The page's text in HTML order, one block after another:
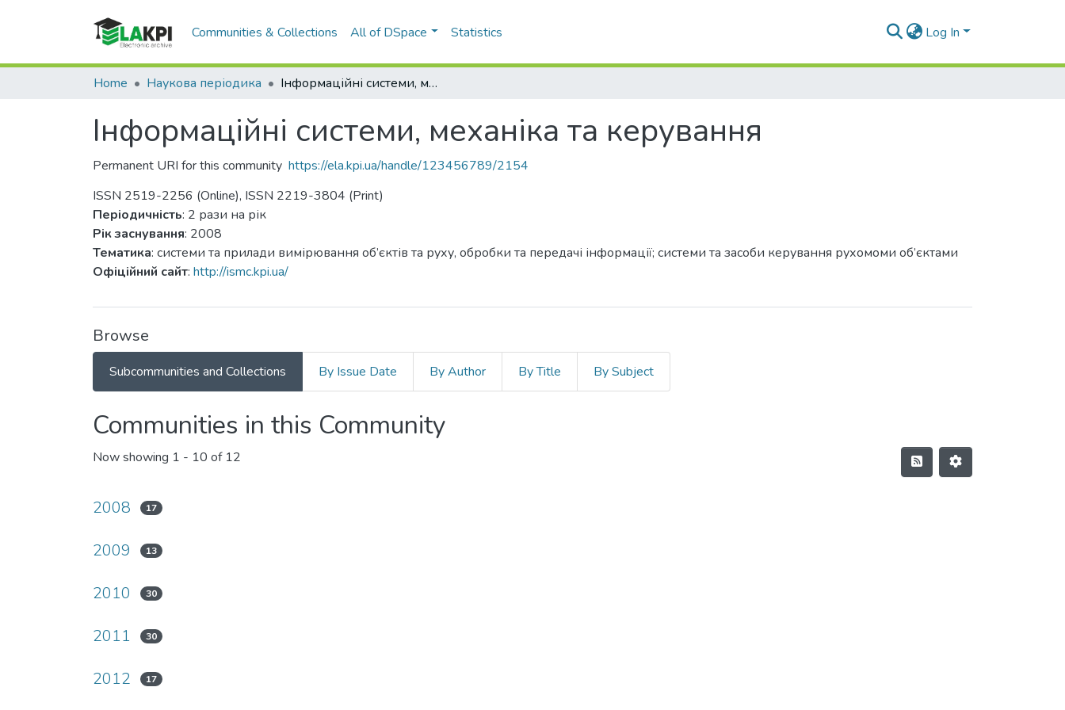
Communities & Collections All of DSpace Statistics Log In
Home Наукова періодика Інформаційні системи, механіка та керування
Інформаційні системи, механіка та керування
Permanent URI for this community https://ela.kpi.ua/handle/123456789/2154
ISSN 2519-2256 (Online), ISSN 2219-3804 (Print)
Періодичність: 2 рази на рік
Рік заснування: 2008
Тематика: системи та прилади вимірювання об’єктів та руху, обробки та передачі інформації; системи та засоби керування рухомоми об’єктами
Офіційний сайт: http://ismc.kpi.ua/
Browse
Subcommunities and Collections By Issue Date By Author By Title By Subject
Communities in this Community
Now showing 1 - 10 of 12
2008 17
2009 13
2010 30
2011 30
2012 17